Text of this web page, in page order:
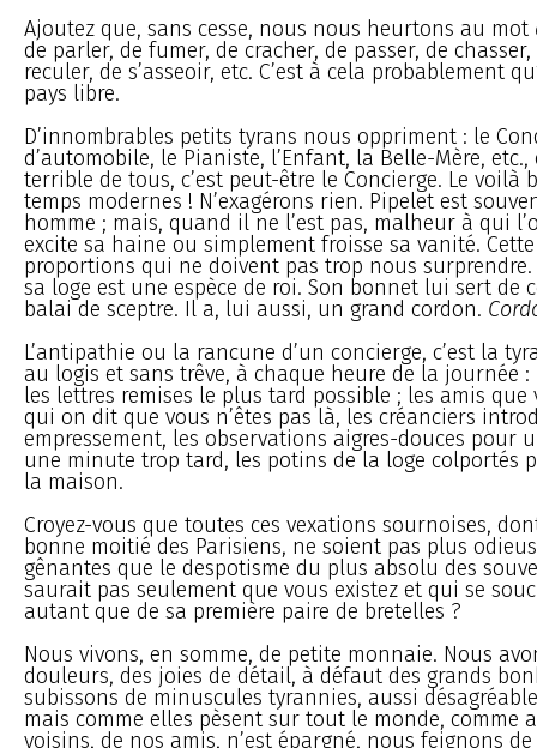
Ajoutez que, sans cesse, nous nous heurtons au mot
de parler, de fumer, de cracher, de passer, de chasser,
reculer, de s’asseoir, etc. C’est à cela probablement
pays libre.
D’innombrables petits tyrans nous oppriment : le
d’automobile, le Pianiste, l’Enfant, la Belle-Mère,
terrible de tous, c’est peut-être le Concierge. Le voilà
temps modernes ! N’exagérons rien. Pipelet est
homme ; mais, quand il ne l’est pas, malheur à qui
excite sa haine ou simplement froisse sa vanité.
proportions qui ne doivent pas trop nous surprendre.
sa loge est une espèce de roi. Son bonnet lui sert de
balai de sceptre. Il a, lui aussi, un grand cordon.
L’antipathie ou la rancune d’un concierge, c’est la
au logis et sans trêve, à chaque heure de la journée
les lettres remises le plus tard possible ; les amis que
qui on dit que vous n’êtes pas là, les créanciers
empressement, les observations aigres-douces pour
une minute trop tard, les potins de la loge colportés
la maison.
Croyez-vous que toutes ces vexations sournoises,
bonne moitié des Parisiens, ne soient pas plus
gênantes que le despotisme du plus absolu des
saurait pas seulement que vous existez et qui se
autant que de sa première paire de bretelles ?
Nous vivons, en somme, de petite monnaie. Nous
douleurs, des joies de détail, à défaut des grands
subissons de minuscules tyrannies, aussi
mais comme elles pèsent sur tout le monde, comme
voisins, de nos amis, n’est épargné, nous feignons